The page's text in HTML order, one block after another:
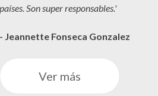
países. Son super responsables.'
- Jeannette Fonseca Gonzalez
Ver más